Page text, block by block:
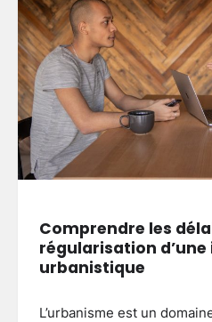
Comprendre les
régularisation
urbanistique
L’urbanisme est un